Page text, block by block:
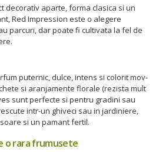
decorativ aparte, forma clasica si un
Red Impression este o alegere
parcuri, dar poate fi cultivata la fel de
puternic, dulce, intens si colorit mov-
si aranjamente florale (rezista mult
sunt perfecte si pentru gradini sau
intr-un ghiveci sau in jardiniere,
si un pamant fertil.
o rara frumusete